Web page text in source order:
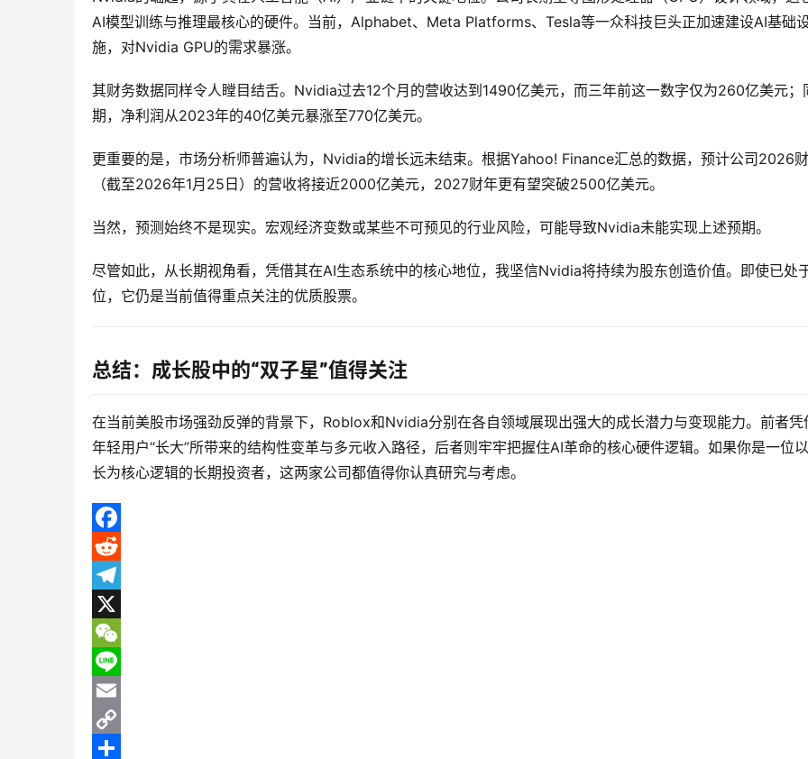
AI模型训练与推理最核心的硬件。当前，Alphabet、Meta Platforms、Tesla等一众科技巨头正加速建设AI基础
施，对Nvidia GPU的需求暴涨。
其财务数据同样令人瞠目结舌。Nvidia过去12个月的营收达到1490亿美元，而三年前这一数字仅为260亿美元；
期，净利润从2023年的40亿美元暴涨至770亿美元。
更重要的是，市场分析师普遍认为，Nvidia的增长远未结束。根据Yahoo! Finance汇总的数据，预计公司2026
（截至2026年1月25日）的营收将接近2000亿美元，2027财年更有望突破2500亿美元。
当然，预测始终不是现实。宏观经济变数或某些不可预见的行业风险，可能导致Nvidia未能实现上述预期。
尽管如此，从长期视角看，凭借其在AI生态系统中的核心地位，我坚信Nvidia将持续为股东创造价值。即使已处
位，它仍是当前值得重点关注的优质股票。
总结：成长股中的“双子星”值得关注
在当前美股市场强劲反弹的背景下，Roblox和Nvidia分别在各自领域展现出强大的成长潜力与变现能力。前者凭
年轻用户“长大”所带来的结构性变革与多元收入路径，后者则牢牢把握住AI革命的核心硬件逻辑。如果你是一位
长为核心逻辑的长期投资者，这两家公司都值得你认真研究与考虑。
F
a
c
e
b
o
o
k
R
e
d
d
t
T
e
e
g
X
W
e
C
h
L
n
E
m
C